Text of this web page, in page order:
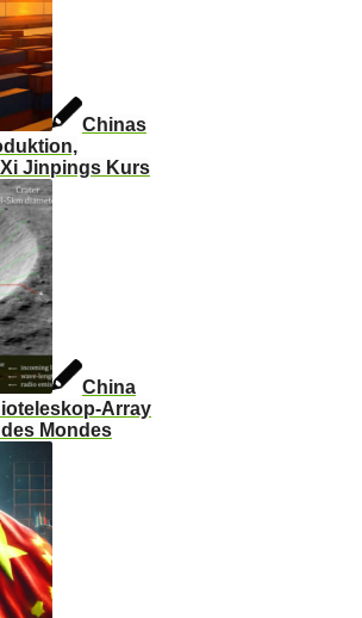
Chinas
Jinpings Kurs
China
Array
Mondes